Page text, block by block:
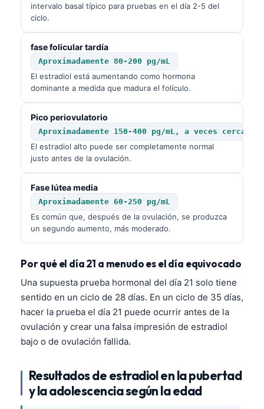
intervalo basal típico para pruebas en el día 2-5 del
ciclo.
fase folicular tardía
Aproximadamente 80-200 pg/mL
El estradiol está aumentando como hormona
dominante a medida que madura el folículo.
Pico periovulatorio
Aproximadamente 150-400 pg/mL, a veces cerca de
El estradiol alto puede ser completamente normal
justo antes de la ovulación.
Fase lútea media
Aproximadamente 60-250 pg/mL
Es común que, después de la ovulación, se produzca
un segundo aumento, más moderado.
Por qué el día 21 a menudo es el día equivocado
Una supuesta prueba hormonal del día 21 solo tiene
sentido en un ciclo de 28 días. En un ciclo de 35 días,
hacer la prueba el día 21 puede ocurrir antes de la
ovulación y crear una falsa impresión de estradiol
bajo o de ovulación fallida.
Resultados de estradiol en la pubertad
y la adolescencia según la edad